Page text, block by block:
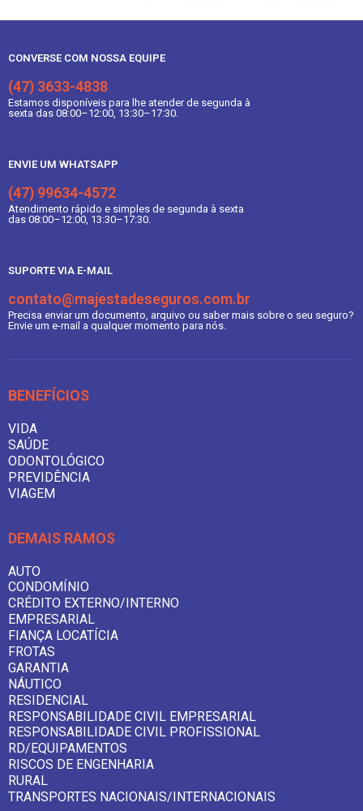
CONVERSE COM NOSSA EQUIPE
(47) 3633-4838
Estamos disponíveis para lhe atender de segunda à
sexta das 08:00–12:00, 13:30–17:30.
ENVIE UM WHATSAPP
(47) 99634-4572
Atendimento rápido e simples de segunda à sexta
das 08:00–12:00, 13:30–17:30.
SUPORTE VIA E-MAIL
contato@majestadeseguros.com.br
Precisa enviar um documento, arquivo ou saber mais sobre o seu seguro?
Envie um e-mail a qualquer momento para nós.
BENEFÍCIOS
VIDA
SAÚDE
ODONTOLÓGICO
PREVIDÊNCIA
VIAGEM
DEMAIS RAMOS
AUTO
CONDOMÍNIO
CRÉDITO EXTERNO/INTERNO
EMPRESARIAL
FIANÇA LOCATÍCIA
FROTAS
GARANTIA
NÁUTICO
RESIDENCIAL
RESPONSABILIDADE CIVIL EMPRESARIAL
RESPONSABILIDADE CIVIL PROFISSIONAL
RD/EQUIPAMENTOS
RISCOS DE ENGENHARIA
RURAL
TRANSPORTES NACIONAIS/INTERNACIONAIS